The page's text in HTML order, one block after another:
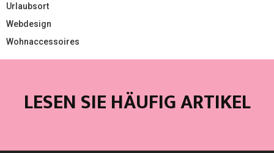
Urlaubsort
Webdesign
Wohnaccessoires
LESEN SIE HÄUFIG ARTIKEL